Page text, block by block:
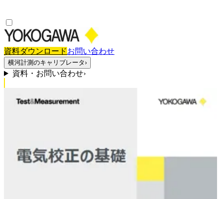
資料ダウンロードお問い合わせ
横河計測のキャリブレータ›
資料・お問い合わせ›